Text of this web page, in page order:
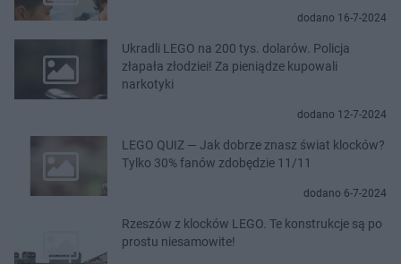
dodano 16-7-2024
Ukradli LEGO na 200 tys. dolarów. Policja
złapała złodziei! Za pieniądze kupowali
narkotyki
dodano 12-7-2024
LEGO QUIZ — Jak dobrze znasz świat klocków?
Tylko 30% fanów zdobędzie 11/11
dodano 6-7-2024
Rzeszów z klocków LEGO. Te konstrukcje są po
prostu niesamowite!